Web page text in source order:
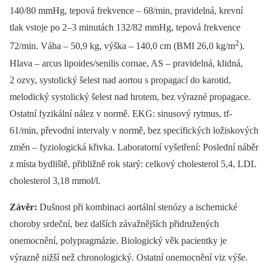
140/80 mmHg, tepová frekvence –⁠ 68/min, pravidelná, krevní
tlak vstoje po 2–3 minutách 132/82 mmHg, tepová frekvence
72/min. Váha –⁠ 50,9 kg, výška –⁠ 140,0 cm (BMI 26,0 kg/m2).
Hlava –⁠ arcus lipoides/senilis cornae, AS –⁠ pravidelná, klidná,
2 ozvy, systolický šelest nad aortou s propagací do karotid,
melodický systolický šelest nad hrotem, bez výrazné propagace.
Ostatní fyzikální nález v normě. EKG: sinusový rytmus, tf-
61/min, převodní intervaly v normě, bez specifických ložiskových
změn –⁠ fyziologická křivka. Laboratorní vyšetření: Poslední náběr
z místa bydliště, přibližně rok starý: celkový cholesterol 5,4, LDL
cholesterol 3,18 mmol/l.
Závěr: Dušnost při kombinaci aortální stenózy a ischemické
choroby srdeční, bez dalších závažnějších přidružených
onemocnění, polypragmázie. Biologický věk pacientky je
výrazně nižší než chronologický. Ostatní onemocnění viz výše.